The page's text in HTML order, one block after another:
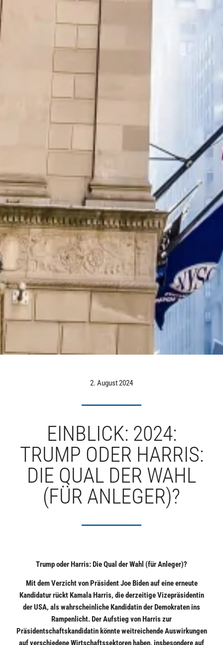
2. August 2024
EINBLICK: 2024:
TRUMP ODER HARRIS:
DIE QUAL DER WAHL
(FÜR ANLEGER)?
Trump oder Harris: Die Qual der Wahl (für Anleger)?
Mit dem Verzicht von Präsident Joe Biden auf eine erneute
Kandidatur rückt Kamala Harris, die derzeitige Vizepräsidentin
der USA, als wahrscheinliche Kandidatin der Demokraten ins
Rampenlicht. Der Aufstieg von Harris zur
Präsidentschaftskandidatin könnte weitreichende Auswirkungen
auf verschiedene Wirtschaftssektoren haben, insbesondere auf